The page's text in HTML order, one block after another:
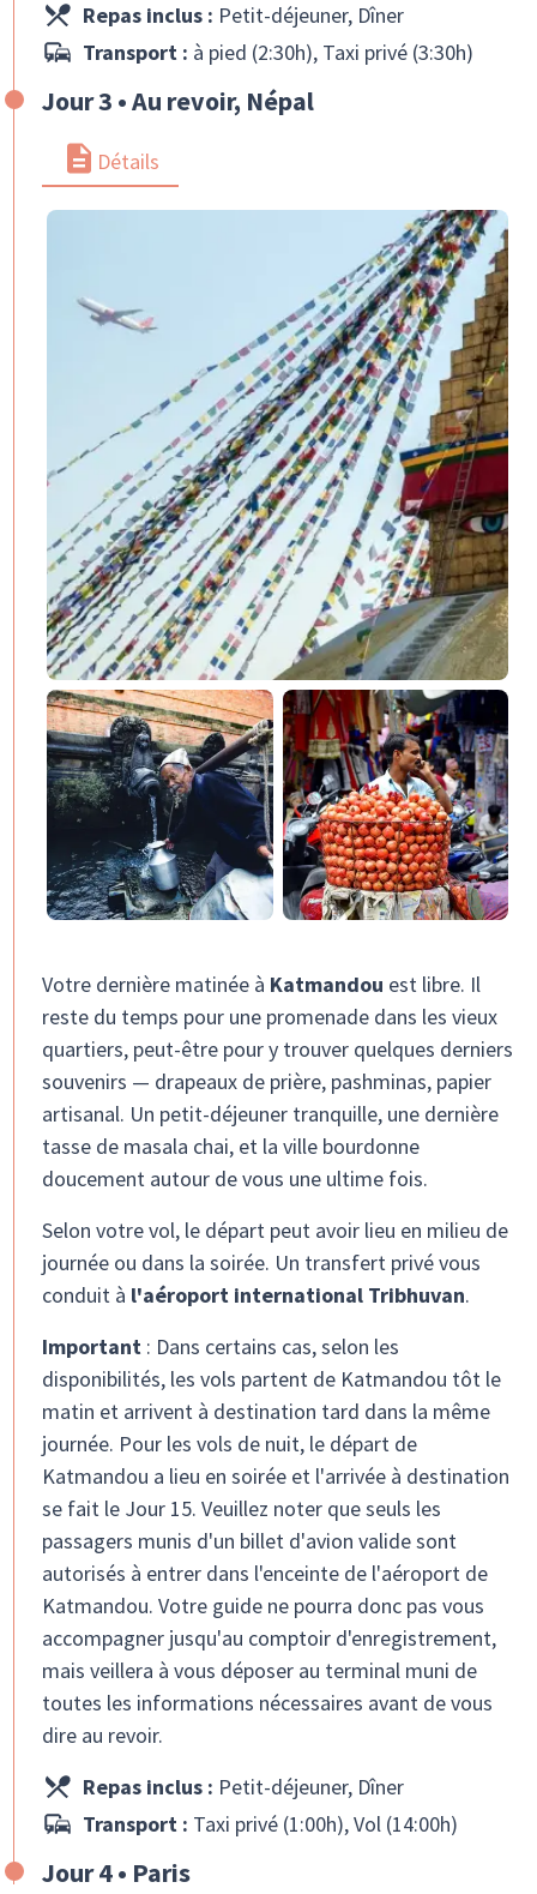
Repas inclus : Petit-déjeuner, Dîner
Transport : à pied (2:30h), Taxi privé (3:30h)
Jour 3 • Au revoir, Népal
Détails
Votre dernière matinée à Katmandou est libre. Il
reste du temps pour une promenade dans les vieux
quartiers, peut-être pour y trouver quelques derniers
souvenirs — drapeaux de prière, pashminas, papier
artisanal. Un petit-déjeuner tranquille, une dernière
tasse de masala chai, et la ville bourdonne
doucement autour de vous une ultime fois.
Selon votre vol, le départ peut avoir lieu en milieu de
journée ou dans la soirée. Un transfert privé vous
conduit à l'aéroport international Tribhuvan.
Important : Dans certains cas, selon les
disponibilités, les vols partent de Katmandou tôt le
matin et arrivent à destination tard dans la même
journée. Pour les vols de nuit, le départ de
Katmandou a lieu en soirée et l'arrivée à destination
se fait le Jour 15. Veuillez noter que seuls les
passagers munis d'un billet d'avion valide sont
autorisés à entrer dans l'enceinte de l'aéroport de
Katmandou. Votre guide ne pourra donc pas vous
accompagner jusqu'au comptoir d'enregistrement,
mais veillera à vous déposer au terminal muni de
toutes les informations nécessaires avant de vous
dire au revoir.
Repas inclus : Petit-déjeuner, Dîner
Transport : Taxi privé (1:00h), Vol (14:00h)
Jour 4 • Paris